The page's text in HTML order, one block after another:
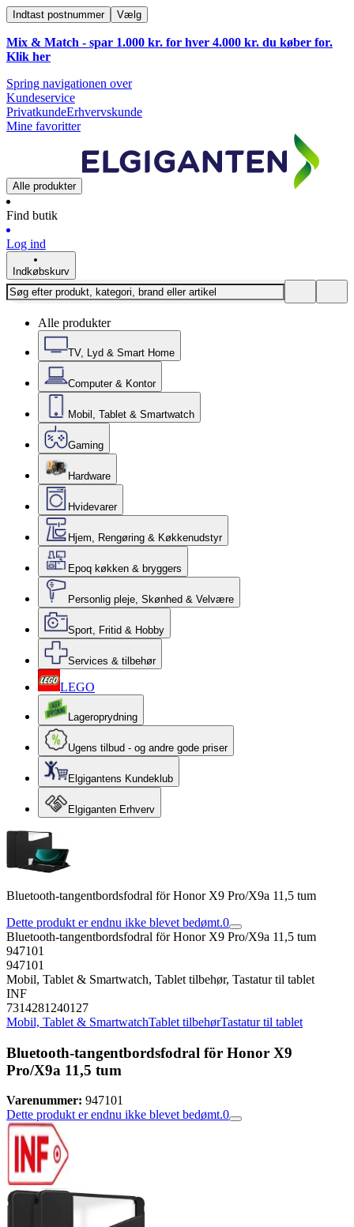
Indtast postnummer Vælg
Mix & Match - spar 1.000 kr. for hver 4.000 kr. du køber for.
Klik her
Spring navigationen over
Kundeservice
PrivatkundeErhvervskunde
Mine favoritter
Alle produkter
Find butik
Log ind
Indkøbskurv
Alle produkter
TV, Lyd & Smart Home
Computer & Kontor
Mobil, Tablet & Smartwatch
Gaming
Hardware
Hvidevarer
Hjem, Rengøring & Køkkenudstyr
Epoq køkken & bryggers
Personlig pleje, Skønhed & Velvære
Sport, Fritid & Hobby
Services & tilbehør
LEGO
Lageroprydning
Ugens tilbud - og andre gode priser
Elgigantens Kundeklub
Elgiganten Erhverv
Bluetooth-tangentbordsfodral för Honor X9 Pro/X9a 11,5 tum
Dette produkt er endnu ikke blevet bedømt.0
Bluetooth-tangentbordsfodral för Honor X9 Pro/X9a 11,5 tum
947101
947101
Mobil, Tablet & Smartwatch, Tablet tilbehør, Tastatur til tablet
INF
7314281240127
Mobil, Tablet & SmartwatchTablet tilbehørTastatur til tablet
Bluetooth-tangentbordsfodral för Honor X9
Pro/X9a 11,5 tum
Varenummer: 947101
Dette produkt er endnu ikke blevet bedømt.0